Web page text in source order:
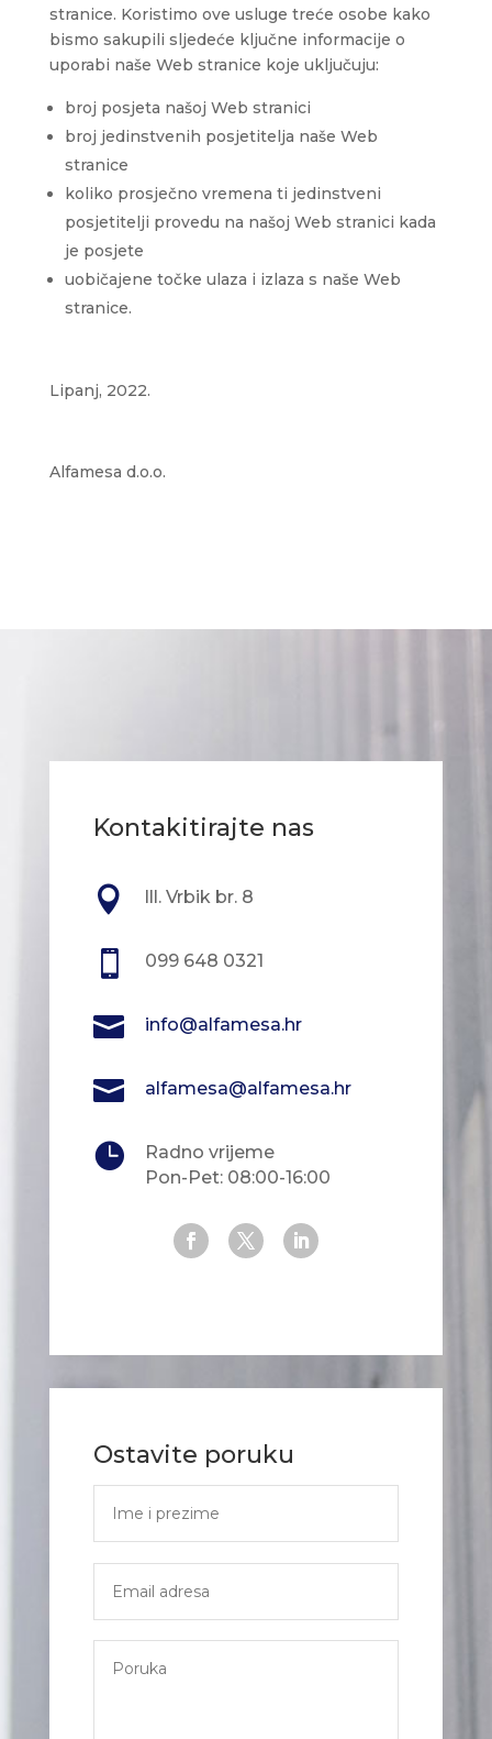
stranice. Koristimo ove usluge treće osobe kako
bismo sakupili sljedeće ključne informacije o
uporabi naše Web stranice koje uključuju:
broj posjeta našoj Web stranici
broj jedinstvenih posjetitelja naše Web
stranice
koliko prosječno vremena ti jedinstveni
posjetitelji provedu na našoj Web stranici kada
je posjete
uobičajene točke ulaza i izlaza s naše Web
stranice.
Lipanj, 2022.
Alfamesa d.o.o.
Kontakitirajte nas
 lll. Vrbik br. 8
 099 648 0321
 info@alfamesa.hr
 alfamesa@alfamesa.hr

Radno vrijeme
Pon-Pet: 08:00-16:00
Ostavite poruku